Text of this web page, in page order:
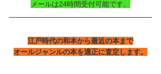
メールは24時間受付可能です。
江戸時代の和本から最近の本まで
オールジャンルの本を適正に査定します。